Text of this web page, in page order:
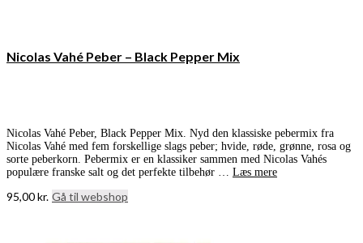
Nicolas Vahé Peber – Black Pepper Mix
Nicolas Vahé Peber, Black Pepper Mix. Nyd den klassiske pebermix fra
Nicolas Vahé med fem forskellige slags peber; hvide, røde, grønne, rosa og
sorte peberkorn. Pebermix er en klassiker sammen med Nicolas Vahés
populære franske salt og det perfekte tilbehør … Læs mere
95,00kr. Gå til webshop